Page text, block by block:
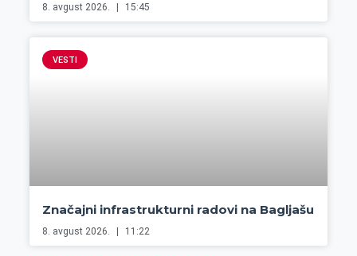
8. avgust 2026. 15:45
VESTI
Značajni infrastrukturni radovi na Bagljašu
8. avgust 2026. 11:22